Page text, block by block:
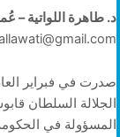
د. طاهرة اللواتية –
–
الجلالة السلطان
المسؤولة في